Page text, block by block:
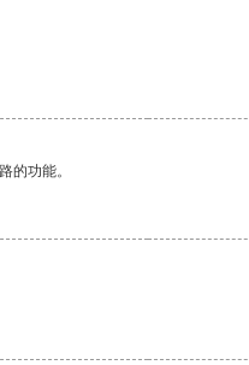
的功能。